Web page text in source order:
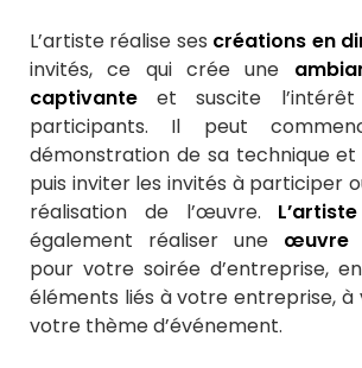
L’artiste réalise ses créations en
invités, ce qui crée une
captivante et suscite
participants. Il peut
démonstration de sa technique
puis inviter les invités à participer
réalisation de l’œuvre.
également réaliser une œuvre
pour votre soirée d’entreprise,
éléments liés à votre entreprise, à
votre thème d’événement.